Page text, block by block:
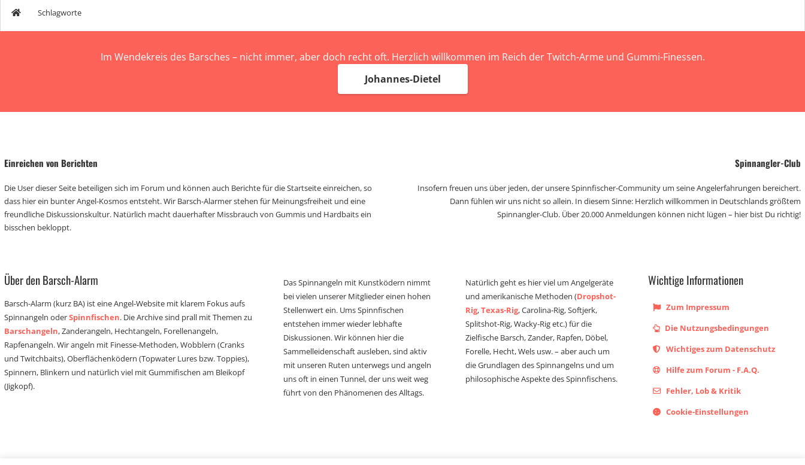
Schlagworte
Im Wendekreis des Barsches – nicht immer, aber doch recht oft. Herzlich willkommen im Reich der Twitch-Arme und Gummi-Finessen.
Johannes-Dietel
Einreichen von Berichten
Die User dieser Seite beteiligen sich im Forum und können auch Berichte für die Startseite einreichen, so
dass hier ein bunter Angel-Kosmos entsteht. Wir Barsch-Alarmer stehen für Meinungsfreiheit und eine
freundliche Diskussionskultur. Natürlich macht dauerhafter Missbrauch von Gummis und Hardbaits ein
bisschen bekloppt.
Spinnangler-Club
Insofern freuen uns über jeden, der unsere Spinnfischer-Community um seine Angelerfahrungen bereichert.
Dann fühlen wir uns nicht so allein. In diesem Sinne: Herzlich willkommen in Deutschlands größtem
Spinnangler-Club. Über 20.000 Anmeldungen können nicht lügen – hier bist Du richtig!
Über den Barsch-Alarm
Barsch-Alarm (kurz BA) ist eine Angel-Website mit klarem Fokus aufs
Spinnangeln oderSpinnfischen. Die Archive sind prall mit Themen zu
Barschangeln, Zanderangeln, Hechtangeln, Forellenangeln,
Rapfenangeln. Wir angeln mit Finesse-Methoden, Wobblern (Cranks
und Twitchbaits), Oberflächenködern (Topwater Lures bzw. Toppies),
Spinnern, Blinkern und natürlich viel mit Gummifischen am Bleikopf
(Jigkopf).
Das Spinnangeln mit Kunstködern nimmt
bei vielen unserer Mitglieder einen hohen
Stellenwert ein. Ums Spinnfischen
entstehen immer wieder lebhafte
Diskussionen. Wir können hier die
Sammelleidenschaft ausleben, sind aktiv
mit unseren Ruten unterwegs und angeln
uns oft in einen Tunnel, der uns weit weg
führt von den Phänomenen des Alltags.
Natürlich geht es hier viel um Angelgeräte
und amerikanische Methoden (Dropshot-
Rig,Texas-Rig, Carolina-Rig, Softjerk,
Splitshot-Rig, Wacky-Rig etc.) für die
Zielfische Barsch, Zander, Rapfen, Döbel,
Forelle, Hecht, Wels usw. – aber auch um
die Grundlagen des Spinnangelns und um
philosophische Aspekte des Spinnfischens.
Wichtige Informationen
Zum Impressum
Die Nutzungsbedingungen
Wichtiges zum Datenschutz
Hilfe zum Forum - F.A.Q.
Fehler, Lob & Kritik
Cookie-Einstellungen